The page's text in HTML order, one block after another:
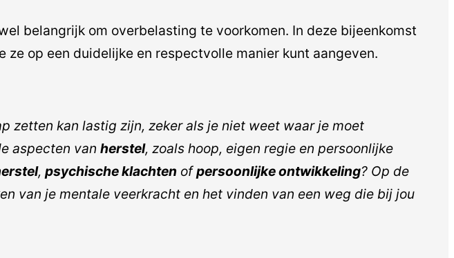
belangrijk om overbelasting te voorkomen. In deze bijeenkomst
ze op een duidelijke en respectvolle manier kunt aangeven.
zetten kan lastig zijn, zeker als je niet weet waar je moet
aspecten van herstel, zoals hoop, eigen regie en persoonlijke
, psychische klachten ofpersoonlijke ontwikkeling? Op de
van je mentale veerkracht en het vinden van een weg die bij jou